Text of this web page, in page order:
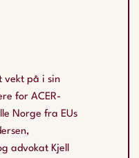
vekt på i sin
for ACER-
Norge fra EUs
advokat Kjell